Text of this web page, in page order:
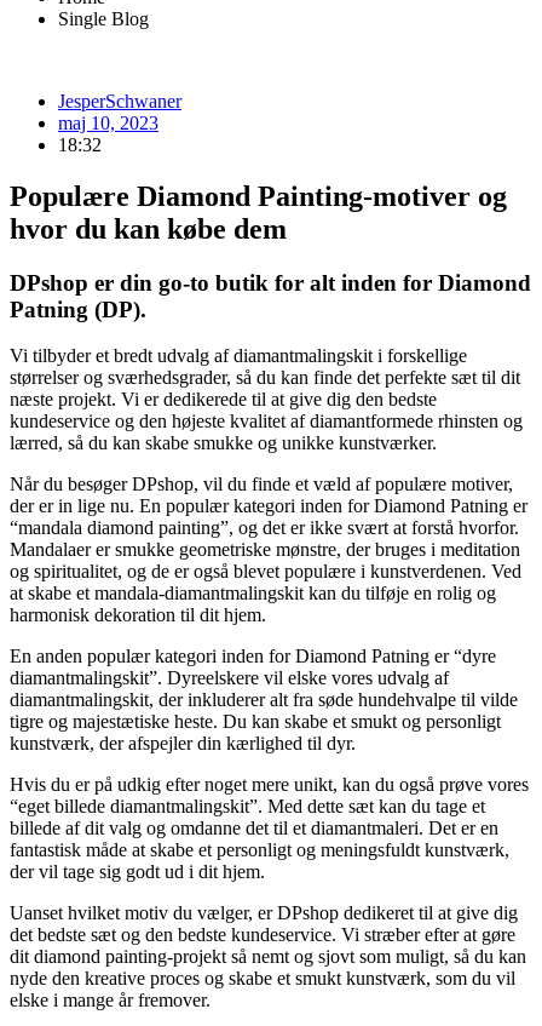
Single Blog
JesperSchwaner
maj 10, 2023
18:32
Populære Diamond Painting-motiver og
hvor du kan købe dem
DPshop er din go-to butik for alt inden for Diamond
Patning (DP).
Vi tilbyder et bredt udvalg af diamantmalingskit i forskellige
størrelser og sværhedsgrader, så du kan finde det perfekte sæt til dit
næste projekt. Vi er dedikerede til at give dig den bedste
kundeservice og den højeste kvalitet af diamantformede rhinsten og
lærred, så du kan skabe smukke og unikke kunstværker.
Når du besøger DPshop, vil du finde et væld af populære motiver,
der er in lige nu. En populær kategori inden for Diamond Patning er
“mandala diamond painting”, og det er ikke svært at forstå hvorfor.
Mandalaer er smukke geometriske mønstre, der bruges i meditation
og spiritualitet, og de er også blevet populære i kunstverdenen. Ved
at skabe et mandala-diamantmalingskit kan du tilføje en rolig og
harmonisk dekoration til dit hjem.
En anden populær kategori inden for Diamond Patning er “dyre
diamantmalingskit”. Dyreelskere vil elske vores udvalg af
diamantmalingskit, der inkluderer alt fra søde hundehvalpe til vilde
tigre og majestætiske heste. Du kan skabe et smukt og personligt
kunstværk, der afspejler din kærlighed til dyr.
Hvis du er på udkig efter noget mere unikt, kan du også prøve vores
“eget billede diamantmalingskit”. Med dette sæt kan du tage et
billede af dit valg og omdanne det til et diamantmaleri. Det er en
fantastisk måde at skabe et personligt og meningsfuldt kunstværk,
der vil tage sig godt ud i dit hjem.
Uanset hvilket motiv du vælger, er DPshop dedikeret til at give dig
det bedste sæt og den bedste kundeservice. Vi stræber efter at gøre
dit diamond painting-projekt så nemt og sjovt som muligt, så du kan
nyde den kreative proces og skabe et smukt kunstværk, som du vil
elske i mange år fremover.